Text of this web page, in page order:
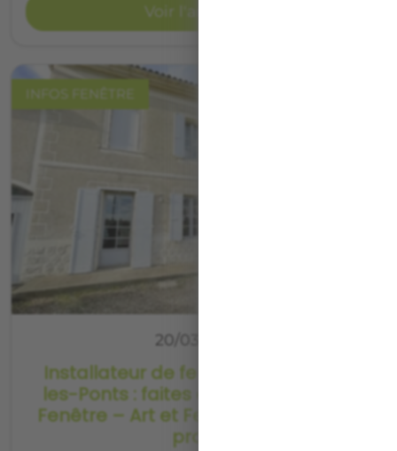
Voir l'article
20/03/2026
Installateur de fenêtres à Cubzac-
les-Ponts : faites confiance à Color
Fenêtre – Art et Fenêtres pour votre
projet
INFOS FENÊTRE